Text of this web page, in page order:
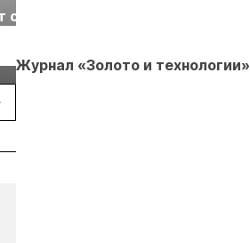
с
Журнал «Золото и технологии»